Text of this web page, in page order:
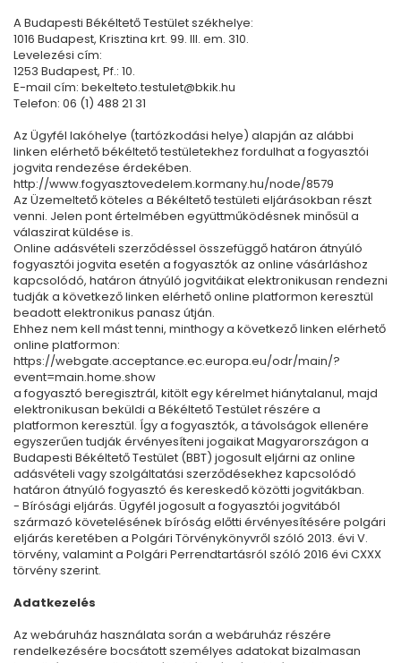
A Budapesti Békéltető Testület székhelye:
1016 Budapest, Krisztina krt. 99. III. em. 310.
Levelezési cím:
1253 Budapest, Pf.: 10.
E-mail cím: bekelteto.testulet@bkik.hu
Telefon: 06 (1) 488 21 31
Az Ügyfél lakóhelye (tartózkodási helye) alapján az alábbi
linken elérhető békéltető testületekhez fordulhat a fogyasztói
jogvita rendezése érdekében.
http://www.fogyasztovedelem.kormany.hu/node/8579
Az Üzemeltető köteles a Békéltető testületi eljárásokban részt
venni. Jelen pont értelmében együttműködésnek minősül a
válaszirat küldése is.
Online adásvételi szerződéssel összefüggő határon átnyúló
fogyasztói jogvita esetén a fogyasztók az online vásárláshoz
kapcsolódó, határon átnyúló jogvitáikat elektronikusan rendezni
tudják a következő linken elérhető online platformon keresztül
beadott elektronikus panasz útján.
Ehhez nem kell mást tenni, minthogy a következő linken elérhető
online platformon:
https://webgate.acceptance.ec.europa.eu/odr/main/?
event=main.home.show
a fogyasztó beregisztrál, kitölt egy kérelmet hiánytalanul, majd
elektronikusan beküldi a Békéltető Testület részére a
platformon keresztül. Így a fogyasztók, a távolságok ellenére
egyszerűen tudják érvényesíteni jogaikat Magyarországon a
Budapesti Békéltető Testület (BBT) jogosult eljárni az online
adásvételi vagy szolgáltatási szerződésekhez kapcsolódó
határon átnyúló fogyasztó és kereskedő közötti jogvitákban.
- Bírósági eljárás. Ügyfél jogosult a fogyasztói jogvitából
származó követelésének bíróság előtti érvényesítésére polgári
eljárás keretében a Polgári Törvénykönyvről szóló 2013. évi V.
törvény, valamint a Polgári Perrendtartásról szóló 2016 évi CXXX
törvény szerint.
Adatkezelés
Az webáruház használata során a webáruház részére
rendelkezésére bocsátott személyes adatokat bizalmasan